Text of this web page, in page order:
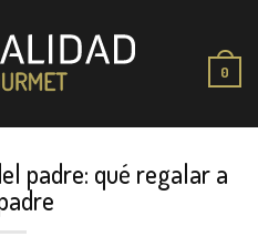
0
padre: qué regalar a